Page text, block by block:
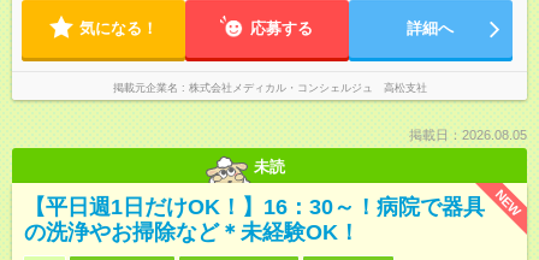
気になる！ 応募する 詳細へ
掲載元企業名 株式会社メディカル・コンシェルジュ 高松支社
掲載日：2026.08.05
未読
NEW
【平日週1日だけOK！】16：30～！病院で器具
の洗浄やお掃除など＊未経験OK！